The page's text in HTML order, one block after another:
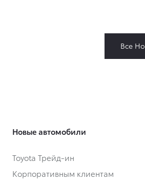
Все
Новые автомобили
Toyota Трейд-ин
Корпоративным клиентам